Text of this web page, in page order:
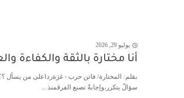
يوليو 29, 2026
أنا مختارة بالثقة والكفاءة
بقلم: المختارة/ فاتن حرب - غزةرداعلى من يسأل
سؤالٌ يتكرر،وإجابةٌ تصنع الفرقمنذ ...